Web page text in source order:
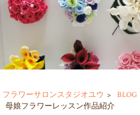
フラワーサロンスタジオユウ > BLOG
母娘フラワーレッスン作品紹介